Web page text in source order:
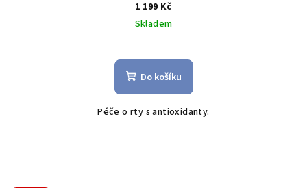
1 199 Kč
Skladem
Do košíku
Péče o rty s antioxidanty.